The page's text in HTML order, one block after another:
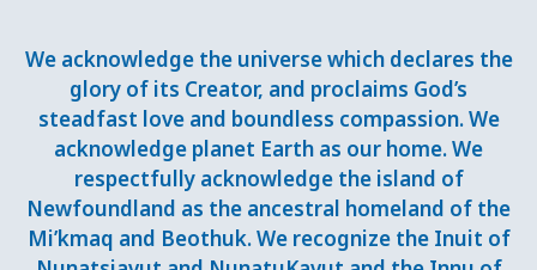
We acknowledge the universe which declares the
glory of its Creator, and proclaims God’s
steadfast love and boundless compassion. We
acknowledge planet Earth as our home. We
respectfully acknowledge the island of
Newfoundland as the ancestral homeland of the
Mi’kmaq and Beothuk. We recognize the Inuit of